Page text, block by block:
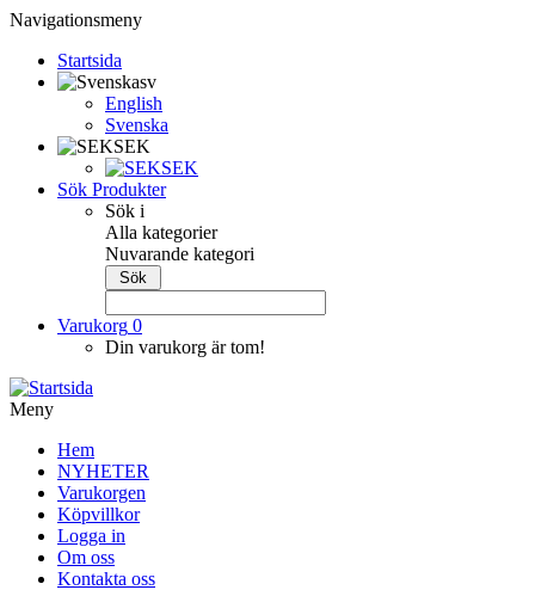
Navigationsmeny
Startsida
sv
English
Svenska
SEK
SEK
Sök Produkter
Sök i
Alla kategorier
Nuvarande kategori
Varukorg 0
Din varukorg är tom!
Meny
Hem
NYHETER
Varukorgen
Köpvillkor
Logga in
Om oss
Kontakta oss